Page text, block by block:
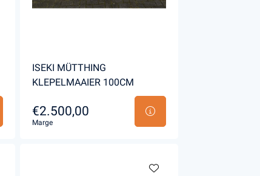
ISEKI MÜTTHING
KLEPELMAAIER 100CM
€2.500,00
Marge